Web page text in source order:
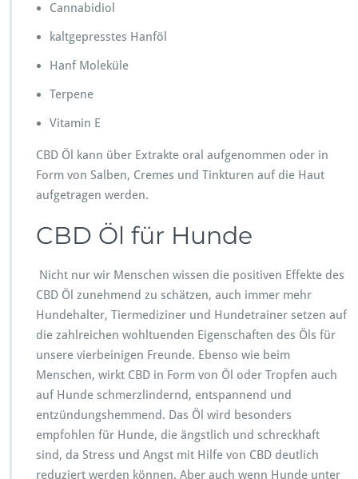
Cannabidiol
kaltgepresstes Hanföl
Hanf Moleküle
Terpene
Vitamin E
CBD Öl kann über Extrakte oral aufgenommen oder in
Form von Salben, Cremes und Tinkturen auf die Haut
aufgetragen werden.
CBD Öl für Hunde
Nicht nur wir Menschen wissen die positiven Effekte des
CBD Öl zunehmend zu schätzen, auch immer mehr
Hundehalter, Tiermediziner und Hundetrainer setzen auf
die zahlreichen wohltuenden Eigenschaften des Öls für
unsere vierbeinigen Freunde. Ebenso wie beim
Menschen, wirkt CBD in Form von Öl oder Tropfen auch
auf Hunde schmerzlindernd, entspannend und
entzündungshemmend. Das Öl wird besonders
empfohlen für Hunde, die ängstlich und schreckhaft
sind, da Stress und Angst mit Hilfe von CBD deutlich
reduziert werden können. Aber auch wenn Hunde unter